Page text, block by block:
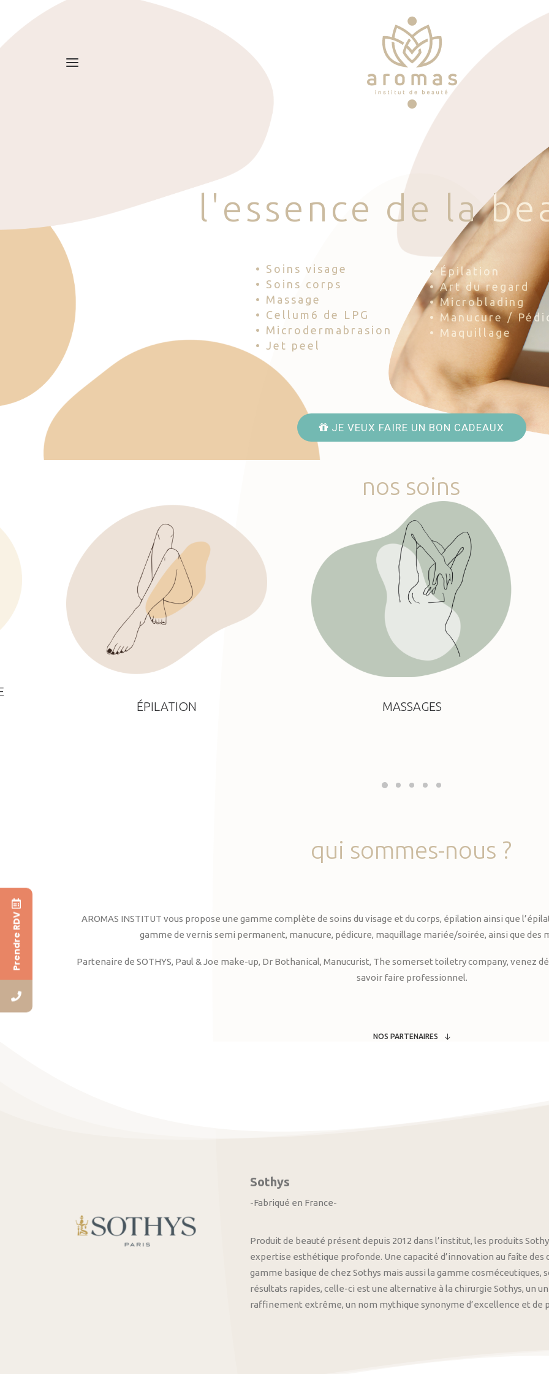
l 'esse nce d e la be
• Soins visage
• Soins corps
• Massage
• Cellum6 de LPG
• Microdermabrasion
• Jet peel
• Épilation
• Art du regard
• Microblading
• Manucure /
• Maquillage
JE VEUX FAIRE UN BON CADEAUX
nos soins
ÉPILATION
MASSAGES
qui sommes-nous ?
AROMAS INSTITUT vous propose une gamme complète de soins du visage et du corps, épilation ainsi que
gamme de vernis semi permanent, manucure, pédicure, maquillage mariée/soirée, ainsi que des
Partenaire de SOTHYS, Paul & Joe make-up, Dr Bothanical, Manucurist, The somerset toiletry company, venez
savoir faire professionnel.
NOS PARTENAIRES
Sothys
-Fabriqué en France-
Produit de beauté présent depuis 2012 dans l’institut, les produits
expertise esthétique profonde. Une capacité d’innovation au faîte
gamme basique de chez Sothys mais aussi la gamme
résultats rapides, celle-ci est une alternative à la chirurgie Sothys, un
raffinement extrême, un nom mythique synonyme d’excellence et de
Prendre RDV